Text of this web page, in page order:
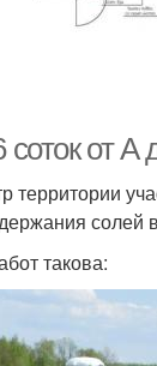
соток от
солей
такова: